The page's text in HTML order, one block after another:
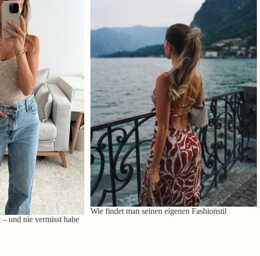
– und nie vermisst habe
Wie findet man seinen eigenen Fashionstil